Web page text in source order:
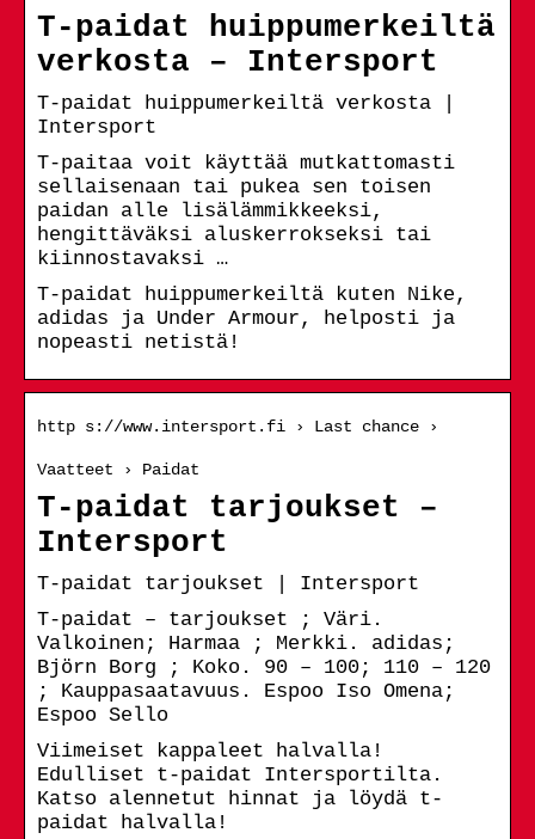
T-paidat huippumerkeiltä
verkosta – Intersport
T-paidat huippumerkeiltä verkosta |
Intersport
T-paitaa voit käyttää mutkattomasti
sellaisenaan tai pukea sen toisen
paidan alle lisälämmikkeeksi,
hengittäväksi aluskerrokseksi tai
kiinnostavaksi …
T-paidat huippumerkeiltä kuten Nike,
adidas ja Under Armour, helposti ja
nopeasti netistä!
http s://www.intersport.fi › Last chance ›
Vaatteet › Paidat
T-paidat tarjoukset –
Intersport
T-paidat tarjoukset | Intersport
T-paidat – tarjoukset ; Väri.
Valkoinen; Harmaa ; Merkki. adidas;
Björn Borg ; Koko. 90 – 100; 110 – 120
; Kauppasaatavuus. Espoo Iso Omena;
Espoo Sello
Viimeiset kappaleet halvalla!
Edulliset t-paidat Intersportilta.
Katso alennetut hinnat ja löydä t-
paidat halvalla!